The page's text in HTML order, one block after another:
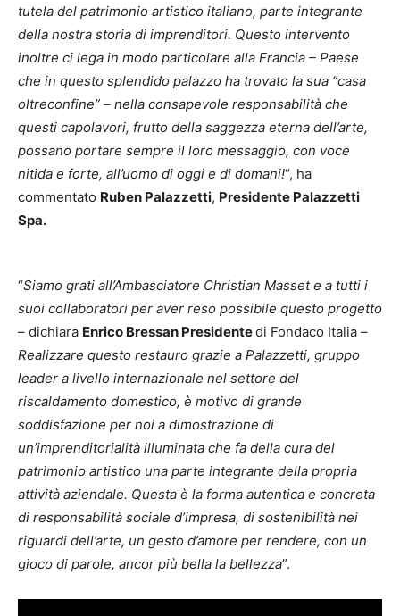
tutela del patrimonio artistico italiano, parte integrante
della nostra storia di imprenditori. Questo intervento
inoltre ci lega in modo particolare alla Francia – Paese
che in questo splendido palazzo ha trovato la sua “casa
oltreconfine” – nella consapevole responsabilità che
questi capolavori, frutto della saggezza eterna dell’arte,
possano portare sempre il loro messaggio, con voce
nitida e forte, all’uomo di oggi e di domani!“, ha
commentato Ruben Palazzetti, Presidente Palazzetti
Spa.
“Siamo grati all’Ambasciatore Christian Masset e a tutti i
suoi collaboratori per aver reso possibile questo progetto
– dichiara Enrico Bressan Presidentedi Fondaco Italia –
Realizzare questo restauro grazie a Palazzetti, gruppo
leader a livello internazionale nel settore del
riscaldamento domestico, è motivo di grande
soddisfazione per noi a dimostrazione di
un’imprenditorialità illuminata che fa della cura del
patrimonio artistico una parte integrante della propria
attività aziendale. Questa è la forma autentica e concreta
di responsabilità sociale d’impresa, di sostenibilità nei
riguardi dell’arte, un gesto d’amore per rendere, con un
gioco di parole, ancor più bella la bellezza”.